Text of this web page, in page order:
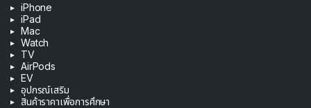
iPhone
iPad
Mac
Watch
TV
AirPods
EV
อุปกรณ์เสริม
สินค้าราคาเพื่อการศึกษา